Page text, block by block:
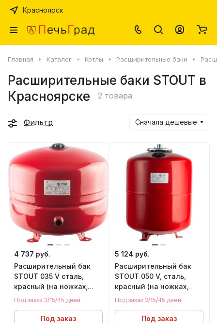
Красноярск
Главная Каталог Котлы Расширительные баки
Расширительные баки STOUT в
Красноярске
2 товара
Фильтр Сначала дешевые
4 737 руб.
Расширительный бак
STOUT 035 V cталь,
красный (на ножках,
выход сбоку)
Под заказ 3/15/45 дней
Под заказ
5 124 руб.
Расширительный бак
STOUT 050 V, cталь,
красный (на ножках,
выход сверху)
Под заказ 3/15/45 дней
Под заказ